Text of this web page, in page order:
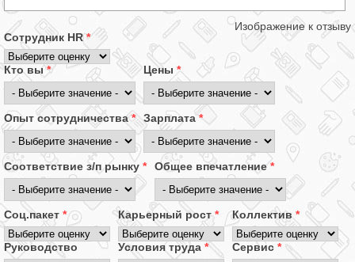
Изображение к отзыву
Сотрудник HR*
Кто вы* Цены *
Опыт сотрудничества* Зарплата*
Соответствие з/п рынку * Общее впечатление*
Соц.пакет * Карьерный рост* Коллектив *
Руководство Условия труда * Сервис *